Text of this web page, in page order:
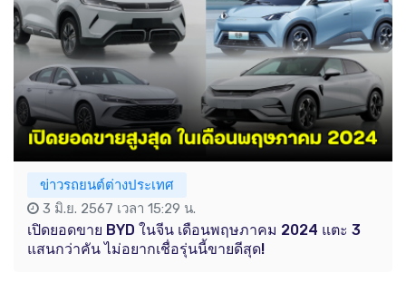
ข่าวรถยนต์ต่างประเทศ
3 มิ.ย. 2567 เวลา 15:29 น.
เปิดยอดขาย BYD ในจีน เดือนพฤษภาคม 2024 แตะ 3
แสนกว่าคัน ไม่อยากเชื่อรุ่นนี้ขายดีสุด!